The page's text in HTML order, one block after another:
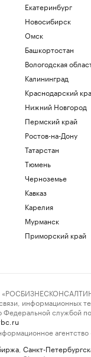
Екатеринбург
Новосибирск
Омск
Башкортостан
Вологодская
Калининград
Краснодарский
Нижний Новгород
Пермский край
Ростов-на-Дону
Татарстан
Тюмень
Черноземье
Кавказ
Карелия
Мурманск
Приморский край
информационных
службой
агентство
Санкт-